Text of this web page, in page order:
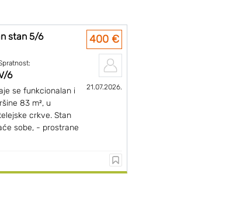
stan 5/6
6
se funkcionalan i
83 m², u
crkve. Stan
sobe, - prostrane
400 €
21.07.2026.